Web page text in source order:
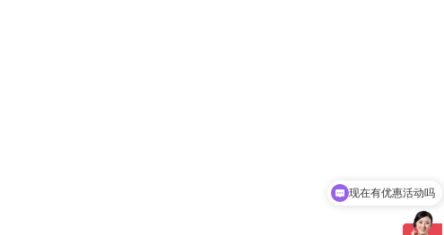
可以介绍下你们的产品么
现在有优惠活动吗